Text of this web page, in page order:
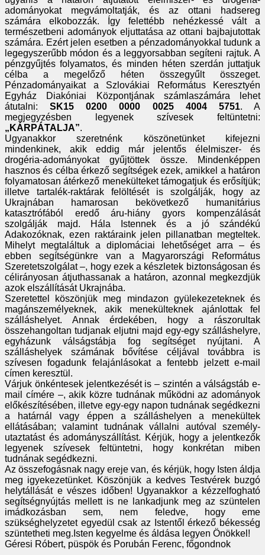
adományokat megvámoltatják, és az ottani hadsereg
számára elkobozzák. Így felettébb nehézkessé vált a
természetbeni adományok eljuttatása az ottani bajbajutottak
számára. Ezért jelen esetben a pénzadományokkal tudunk a
legegyszerűbb módon és a leggyorsabban segíteni rajtuk. A
pénzgyűjtés folyamatos, és minden héten szerdán juttatjuk
célba a megelőző héten összegyűlt összeget.
Pénzadományaikat a Szlovákiai Református Keresztyén
Egyház Diakóniai Központjának számlaszámára lehet
átutalni:SK15 0200 0000 0025 4004 5751. A
megjegyzésben legyenek szívesek feltüntetni:
„KÁRPÁTALJA”.
Ugyanakkor szeretnénk köszönetünket kifejezni
mindenkinek, akik eddig már jelentős élelmiszer- és
drogéria-adományokat gyűjtöttek össze. Mindenképpen
hasznos és célba érkező segítségek ezek, amikkel a határon
folyamatosan átérkező menekülteket támogatjuk és erősítjük;
illetve tartalék-raktárak felöltését is szolgálják, hogy az
Ukrajnában hamarosan bekövetkező humanitárius
katasztrófából eredő áru-hiány gyors kompenzálását
szolgálják majd. Hála Istennek és a jó szándékú
Adakozóknak, ezen raktáraink jelen pillanatban megteltek.
Mihelyt megtaláltuk a diplomáciai lehetőséget arra – és
ebben segítségünkre van a Magyarországi Református
Szeretetszolgálat –, hogy ezek a készletek biztonságosan és
célirányosan átjuthassanak a határon, azonnal megkezdjük
azok elszállítását Ukrajnába.
Szeretettel köszönjük meg mindazon gyülekezeteknek és
magánszemélyeknek, akik menekülteknek ajánlottak fel
szálláshelyet. Annak érdekében, hogy a rászorultak
összehangoltan tudjanak eljutni majd egy-egy szálláshelyre,
egyházunk válságstábja fog segítséget nyújtani. A
szálláshelyek számának bővítése céljával továbbra is
szívesen fogadunk felajánlásokat a fentebb jelzett e-mail
címen keresztül.
Várjuk önkéntesek jelentkezését is – szintén a válságstáb e-
mail címére –, akik közre tudnának működni az adományok
előkészítésében, illetve egy-egy napon tudnának segédkezni
a határnál vagy éppen a szálláshelyen a menekültek
ellátásában; valamint tudnának vállalni autóval személy-
utaztatást és adományszállítást. Kérjük, hogy a jelentkezők
legyenek szívesek feltüntetni, hogy konkrétan miben
tudnának segédkezni.
Az összefogásnak nagy ereje van, és kérjük, hogy Isten áldja
meg igyekezetünket. Köszönjük a kedves Testvérek buzgó
helytállását e vészes időben! Ugyanakkor a kézzelfogható
segítségnyújtás mellett is ne lankadjunk meg az szüntelen
imádkozásban sem, nem feledve, hogy eme
szükséghelyzetet egyedül csak az Istentől érkező békesség
szüntetheti meg.Isten kegyelme és áldása legyen Önökkel!
Géresi Róbert, püspök és Porubán Ferenc, főgondnok